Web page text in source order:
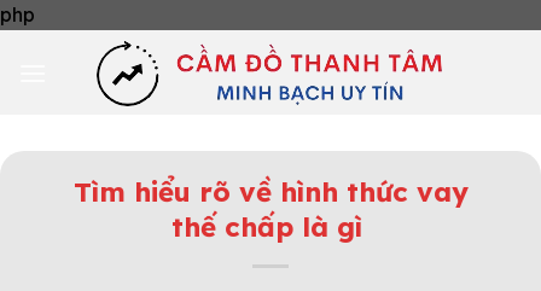
php
content
Tìm hiểu rõ về hình thức vay
thế chấp là gì